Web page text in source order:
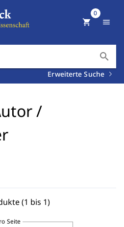
search
Erweiterte Suche
shopping_cart
0
menu
/
(1 bis 1)
Seite